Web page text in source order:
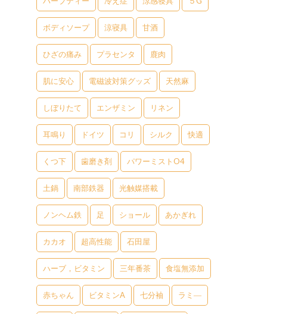
ボディソープ 涼寝具 甘酒
ひざの痛み プラセンタ 鹿肉
肌に安心 電磁波対策グッズ 天然麻
しぼりたて エンザミン リネン
耳鳴り ドイツ コリ シルク 快適
くつ下 歯磨き剤 パワーミストO4
土鍋 南部鉄器 光触媒搭載
ノンヘム鉄 足 ショール あかぎれ
カカオ 超高性能 石田屋
ハーブ，ビタミン 三年番茶 食塩無添加
赤ちゃん ビタミンA 七分袖 ラミ―